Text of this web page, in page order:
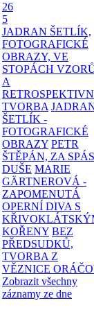
26
5
JADRAN ŠETLÍK,
FOTOGRAFICKÉ
OBRAZY, VE
STOPÁCH
A
TVORBA
ŠETLÍK -
FOTOGRAFICKÉ
OBRAZY PETR
ŠTĚPÁN, ZA
DUŠE MARIE
GÄRTNEROVÁ -
ZAPOMENUTÁ
OPERNÍ DIVA S
KOŘENY BEZ
PŘEDSUDKŮ,
TVORBA Z
VĚZNICE
Zobrazit všechny
záznamy ze dne